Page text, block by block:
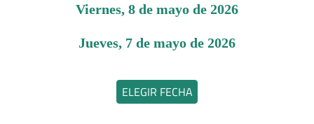
viernes, 8 de mayo de 2026
jueves, 7 de mayo de 2026
ELEGIR FECHA